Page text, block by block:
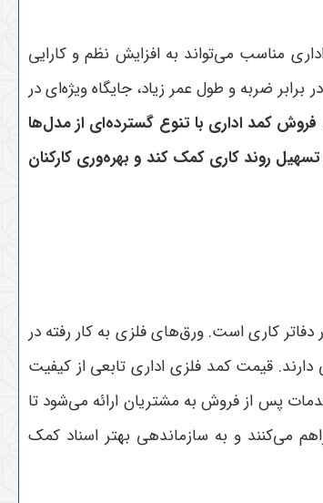
مناسب می‌تواند به افزایش نظم و کارایی
ضربه و طول عمر زیاد، جایگاه ویژه‌ای در
فروش کمد اداری با تنوع گسترده‌ای از مدل‌ها
روند کاری کمک کند و بهره‌وری کارکنان
کاری است. ورق‌های فلزی به کار رفته در
قیمت کمد فلزی اداری تابعی از کیفیت
پس از فروش به مشتریان ارائه می‌شود تا
می‌کنند و به سازماندهی بهتر اسناد کمک